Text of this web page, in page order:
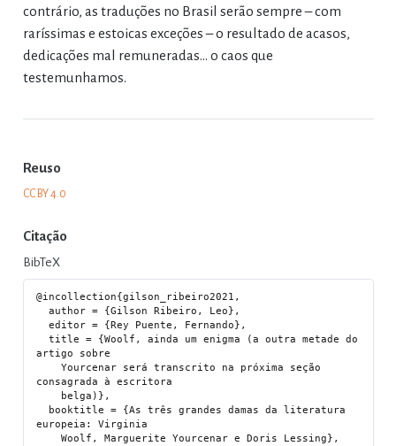
contrário, as traduções no Brasil serão sempre – com
raríssimas e estoicas exceções – o resultado de acasos,
dedicações mal remuneradas… o caos que
testemunhamos.
Reuso
CC BY 4.0
Citação
BibTeX
@incollection{gilson_ribeiro2021,
  author = {Gilson Ribeiro, Leo},
  editor = {Rey Puente, Fernando},
  title = {Woolf, ainda um enigma (a outra metade do
artigo sobre
    Yourcenar será transcrito na próxima seção
consagrada à escritora
europeia: Virginia
    Woolf, Marguerite Yourcenar e Doris Lessing},